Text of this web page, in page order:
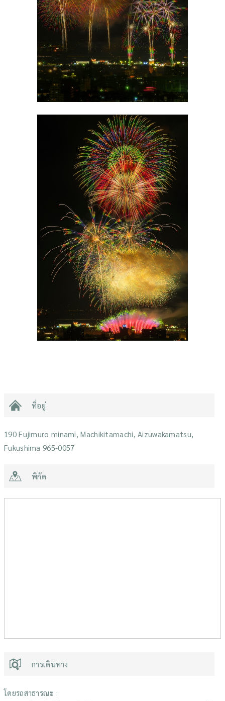
ที่อยู่
190 Fujimuro minami, Machikitamachi, Aizuwakamatsu,
Fukushima 965-0057
พิกัด
การเดินทาง
โดยรถสาธารณะ :